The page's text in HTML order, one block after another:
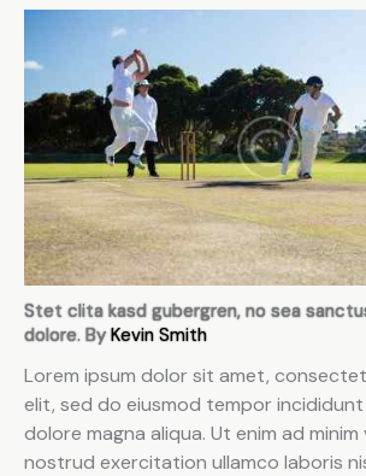
Stet clita kasd gubergren, no sea
dolore. ByKevin Smith
Lorem ipsum dolor sit amet,
elit, sed do eiusmod tempor
dolore magna aliqua. Ut enim ad minim
nostrud exercitation ullamco laboris